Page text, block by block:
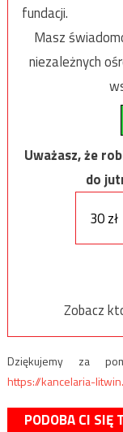
fundacji.
Masz
niezależnych
Uważasz, że
do
30 zł
Zobacz
Dziękujemy za
https://kancelaria-
PODOBA CI SIĘ